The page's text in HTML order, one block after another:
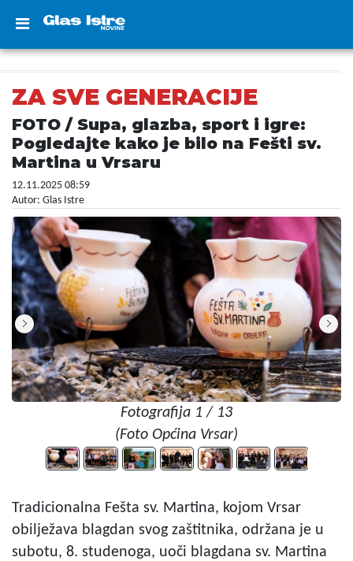
ZA SVE GENERACIJE
FOTO / Supa, glazba, sport i igre:
Pogledajte kako je bilo na Fešti sv.
Martina u Vrsaru
12.11.2025 08:59
Autor: Glas Istre
Fotografija 1 / 13
(Foto Općina Vrsar)
Tradicionalna Fešta sv. Martina, kojom Vrsar
obilježava blagdan svog zaštitnika, održana je u
subotu, 8. studenoga, uoči blagdana sv. Martina